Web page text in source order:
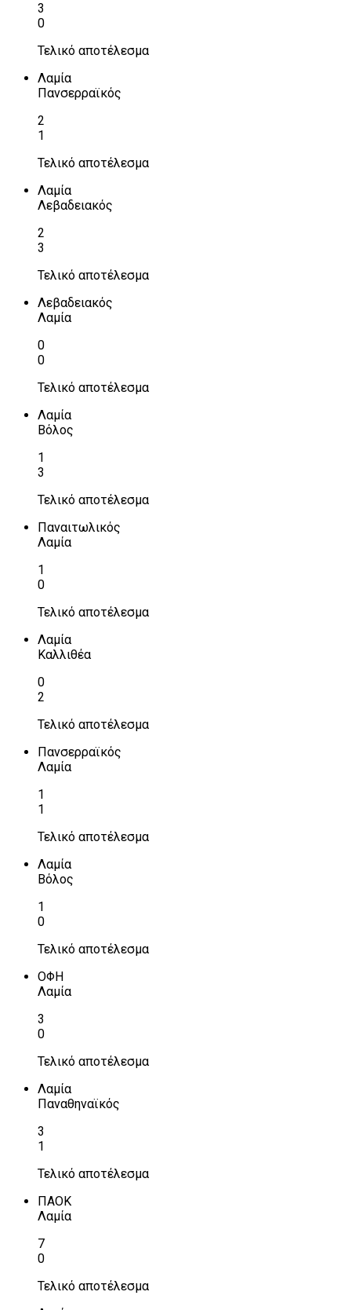
3
0
Τελικό αποτέλεσμα
Λαμία
Πανσερραϊκός
2
1
Τελικό αποτέλεσμα
Λαμία
Λεβαδειακός
2
3
Τελικό αποτέλεσμα
Λεβαδειακός
Λαμία
0
0
Τελικό αποτέλεσμα
Λαμία
Βόλος
1
3
Τελικό αποτέλεσμα
Παναιτωλικός
Λαμία
1
0
Τελικό αποτέλεσμα
Λαμία
Καλλιθέα
0
2
Τελικό αποτέλεσμα
Πανσερραϊκός
Λαμία
1
1
Τελικό αποτέλεσμα
Λαμία
Βόλος
1
0
Τελικό αποτέλεσμα
ΟΦΗ
Λαμία
3
0
Τελικό αποτέλεσμα
Λαμία
Παναθηναϊκός
3
1
Τελικό αποτέλεσμα
ΠΑΟΚ
Λαμία
7
0
Τελικό αποτέλεσμα